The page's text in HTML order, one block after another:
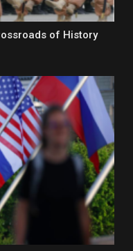
of History